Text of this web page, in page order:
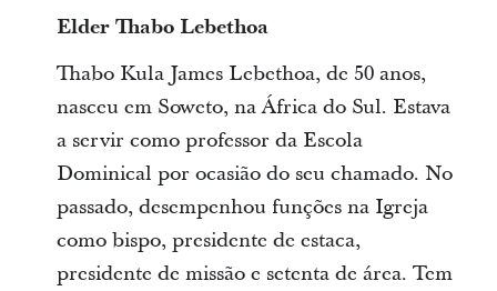
Elder Thabo Lebethoa
Thabo Kula James Lebethoa, de 50 anos,
nasceu em Soweto, na África do Sul. Estava
a servir como professor da Escola
Dominical por ocasião do seu chamado. No
passado, desempenhou funções na Igreja
como bispo, presidente de estaca,
presidente de missão e setenta de área. Tem